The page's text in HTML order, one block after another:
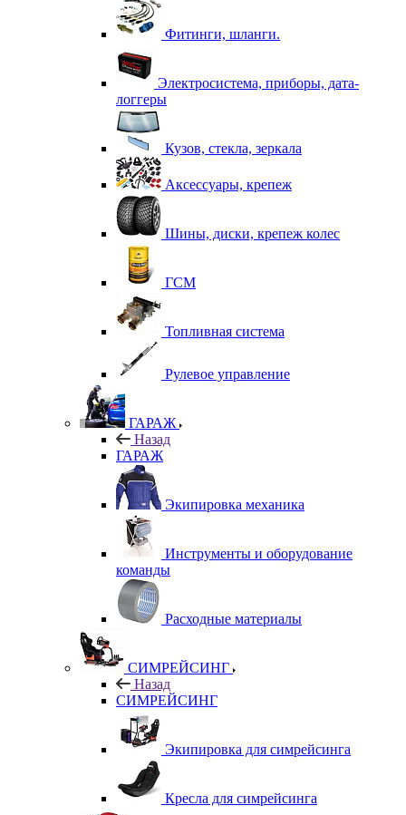
Фитинги, шланги.
Электросистема, приборы, дата-
логгеры
Кузов, стекла, зеркала
Аксессуары, крепеж
Шины, диски, крепеж колес
ГСМ
Топливная система
Рулевое управление
ГАРАЖ
Назад
ГАРАЖ
Экипировка механика
Инструменты и оборудование
команды
Расходные материалы
СИМРЕЙСИНГ
Назад
СИМРЕЙСИНГ
Экипировка для симрейсинга
Кресла для симрейсинга